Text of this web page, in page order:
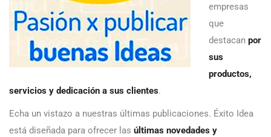
empresas
que
destacan por
sus
productos,
servicios y dedicación a sus clientes.
Echa un vistazo a nuestras últimas publicaciones. Éxito Idea
está diseñada para ofrecer las últimas novedades y